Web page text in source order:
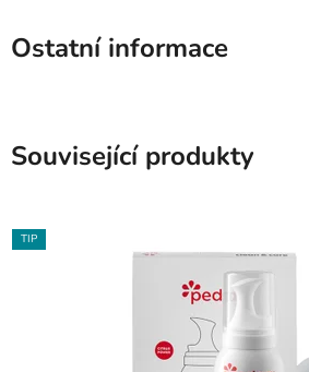
Ostatní informace
Související produkty
TIP